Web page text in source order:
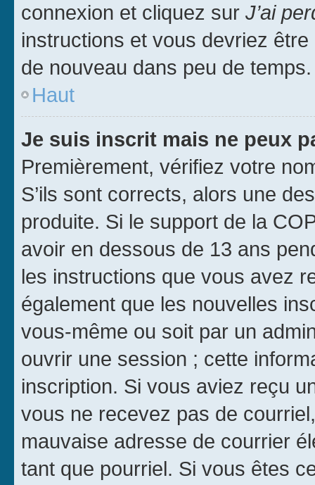
connexion et cliquez sur J’ai
instructions et vous devriez
de nouveau dans peu de temps.
Haut
Je suis inscrit mais ne peux
Premièrement, vérifiez votre
S’ils sont corrects, alors une
produite. Si le support de la
avoir en dessous de 13 ans
les instructions que vous avez
également que les nouvelles
vous-même ou soit par un
ouvrir une session ; cette
inscription. Si vous aviez reçu
vous ne recevez pas de
mauvaise adresse de courrier
tant que pourriel. Si vous êtes